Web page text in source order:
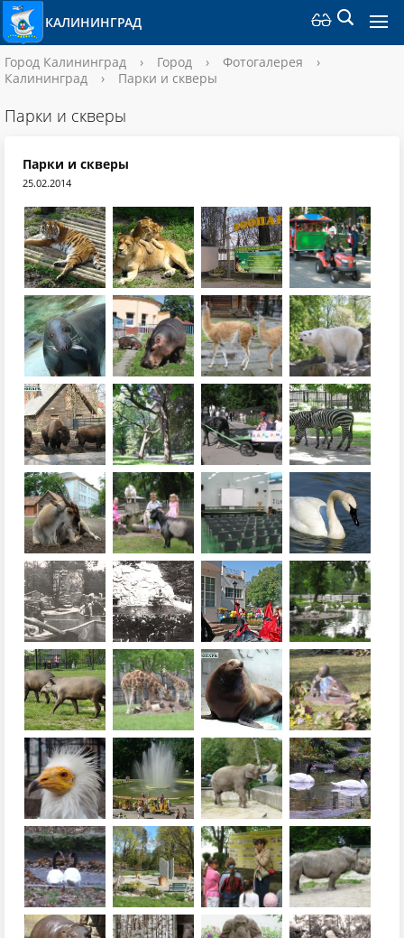
КАЛИНИНГРАД
Город Калининград › Город › Фотогалерея
›
Калининград
› Парки и скверы
Парки и скверы
Парки и скверы
25.02.2014